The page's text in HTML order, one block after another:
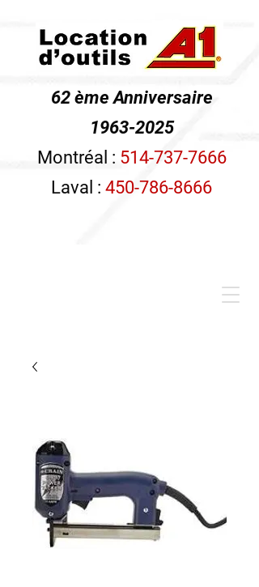
62 ème Anniversaire
1963-2025
Montréal : 514-737-7666
Laval : 450-786-8666